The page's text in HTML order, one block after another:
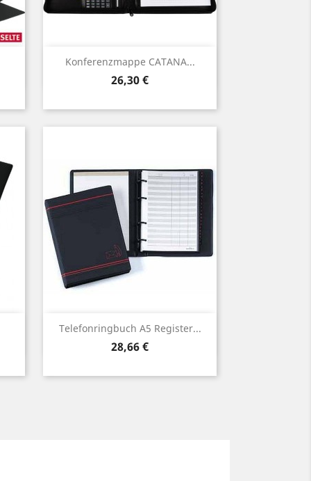
Konferenzmappe CATANA...
Preis
26,30 €
Vorschau
Telefonringbuch A5 Register...
Preis
28,66 €
Vorschau